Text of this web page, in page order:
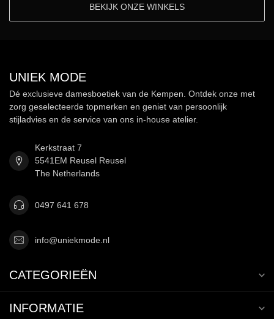
BEKIJK ONZE WINKELS
UNIEK MODE
Dé exclusieve damesboetiek van de Kempen. Ontdek onze met
zorg geselecteerde topmerken en geniet van persoonlijk
stijladvies en de service van ons in-house atelier.
Kerkstraat 7
5541EM Reusel Reusel
The Netherlands
0497 641 678
info@uniekmode.nl
CATEGORIEËN
INFORMATIE